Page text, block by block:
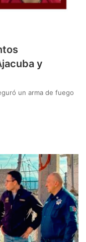
y
un arma de fuego